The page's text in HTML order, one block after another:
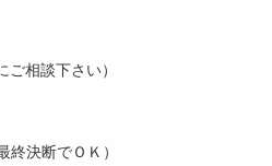
相談下さい）
決断でＯＫ）